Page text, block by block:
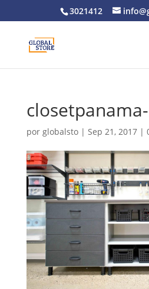
3021412
por globalsto| Sep 21, 2017|